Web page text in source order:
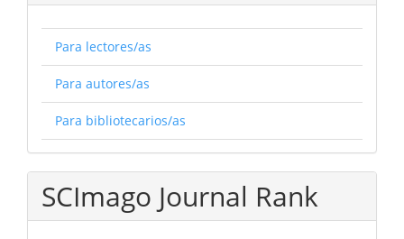
Para lectores/as
Para autores/as
Para bibliotecarios/as
SCImago Journal Rank